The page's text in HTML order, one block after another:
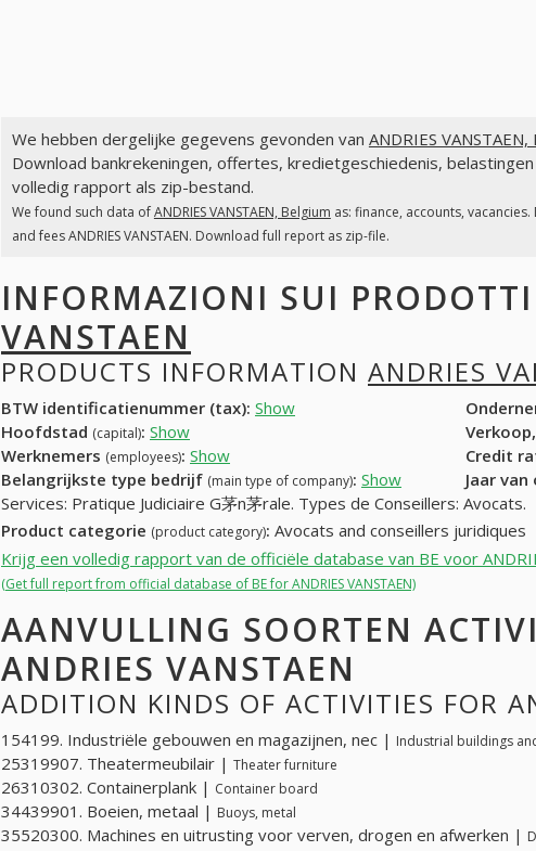
We hebben dergelijke gegevens gevonden van ANDRIES VANSTAEN,
Download bankrekeningen, offertes, kredietgeschiedenis, belastingen
volledig rapport als zip-bestand.
We found such data ofANDRIES VANSTAEN, Belgium as: finance, accounts,
and fees ANDRIES VANSTAEN. Download full report as zip-file.
INFORMAZIONI SUI PRODOTTI
VANSTAEN
PRODUCTS INFORMATION ANDRIES
BTW identificatienummer (tax): Show
Hoofdstad (capital): Show
Werknemers (employees): Show Credit
Belangrijkste type bedrijf (main type of company): Show Jaar
Services: Pratique Judiciaire G茅n茅rale. Types de Conseillers: Avocats.
Product categorie (product category): Avocats and conseillers juridiques
Krijg een volledig rapport van de officiële database van BE voor
(Get full report from official database of BE for ANDRIES VANSTAEN)
AANVULLING SOORTEN
ANDRIES VANSTAEN
ADDITION KINDS OF ACTIVITIES FOR
154199. Industriële gebouwen en magazijnen, nec | Industrial buildings
25319907. Theatermeubilair | Theater furniture
26310302. Containerplank | Container board
34439901. Boeien, metaal | Buoys, metal
35520300. Machines en uitrusting voor verven, drogen en afwerken |